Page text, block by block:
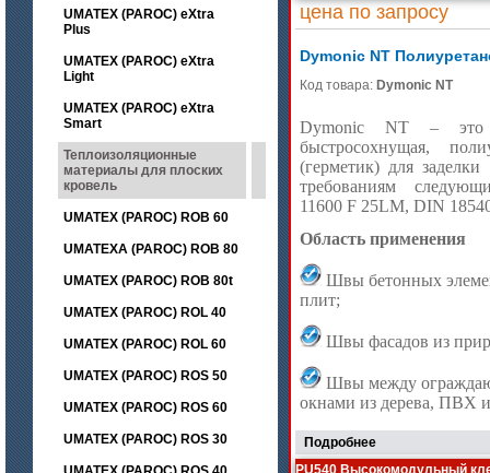
UMATEX (PAROC) eXtra
Plus
UMATEX (PAROC) eXtra
Light
UMATEX (PAROC) eXtra
Smart
Теплоизоляционные
материалы для плоских
кровель
UMATEX (PAROC) ROB 60
UMATEXA (PAROC) ROB 80
UMATEX (PAROC) ROB 80t
UMATEX (PAROC) ROL 40
UMATEX (PAROC) ROL 60
UMATEX (PAROC) ROS 50
UMATEX (PAROC) ROS 60
UMATEX (PAROC) ROS 30
цена по запросу
Dymonic NT
Код товара: Dymonic NT
Dymonic NT – это
быстросохнущая,
(герметик) для заделки
требованиям
11600 F 25LM, DIN
Область применения
Швы бетонных
плит;
Швы фасадов из
Швы между
окнами из дерева, ПВХ
Подробнее
PU540 Высокомодульный